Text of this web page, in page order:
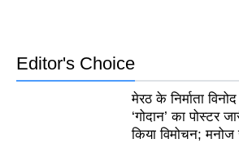
Editor's Choice
मेरठ के निर्माता
‘गोदान’ का पोस्टर
किया विमोचन; मनोज